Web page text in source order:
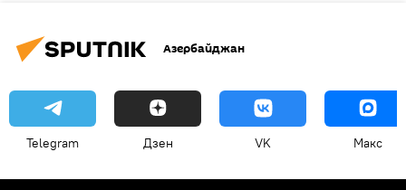
Азербайджан
Telegram Дзен VK Макс